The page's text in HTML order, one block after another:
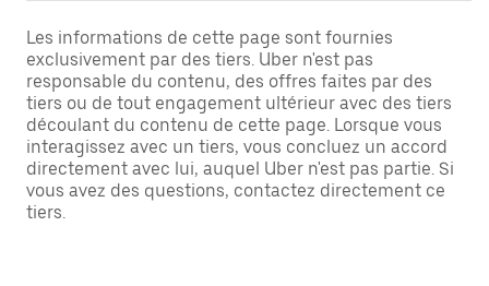
Les informations de cette page sont fournies
exclusivement par des tiers. Uber n'est pas
responsable du contenu, des offres faites par des
tiers ou de tout engagement ultérieur avec des tiers
découlant du contenu de cette page. Lorsque vous
interagissez avec un tiers, vous concluez un accord
directement avec lui, auquel Uber n'est pas partie. Si
vous avez des questions, contactez directement ce
tiers.